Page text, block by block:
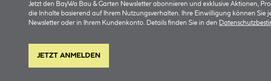
Jetzt den BayWa Bau & Garten Newsletter abonnieren und exklusive Aktionen,
die Inhalte basierend auf Ihrem Nutzungsverhalten. Ihre Einwilligung können Sie
Newsletter oder in Ihrem Kundenkonto. Details finden Sie in den
JETZT ANMELDEN